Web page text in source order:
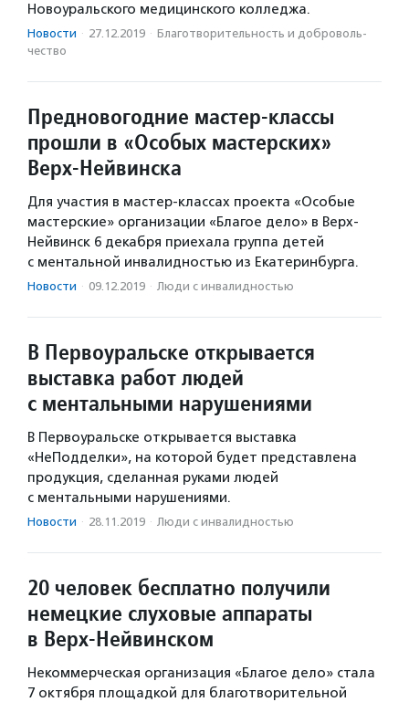
Новоуральского медицинского колледжа.
Новости · 27.12.2019 · Благотвори­тель­ность и доброволь­
чест­во
Предновогодние мастер-классы
прошли в «Особых мастерских»
Верх-Нейвинска
Для участия в мастер-классах проекта «Особые
мастерские» организации «Благое дело» в Верх-
Нейвинск 6 декабря приехала группа детей
с ментальной инвалидностью из Екатеринбурга.
Новости · 09.12.2019 · Люди с инвалидностью
В Первоуральске открывается
выставка работ людей
с ментальными нарушениями
В Первоуральске открывается выставка
«НеПодделки», на которой будет представлена
продукция, сделанная руками людей
с ментальными нарушениями.
Новости · 28.11.2019 · Люди с инвалидностью
20 человек бесплатно получили
немецкие слуховые аппараты
в Верх-Нейвинском
Некоммерческая организация «Благое дело» стала
7 октября площадкой для благотворительной